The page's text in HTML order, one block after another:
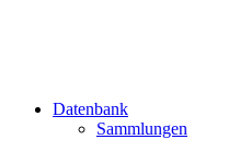
Datenbank
Sammlungen